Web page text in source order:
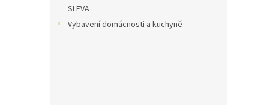
SLEVA
Vybavení domácnosti a kuchyně